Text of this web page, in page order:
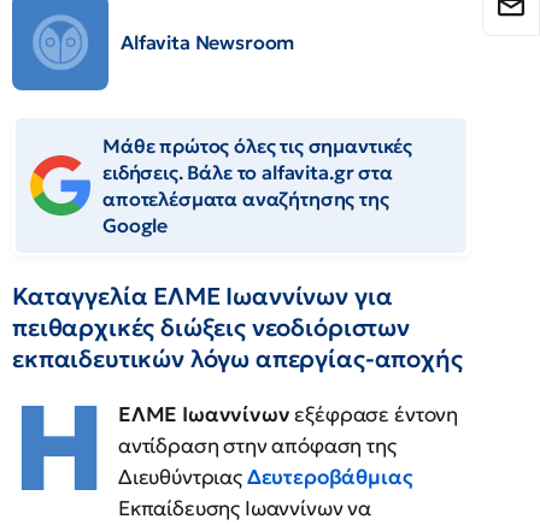
Alfavita Newsroom
Μάθε πρώτος όλες τις σημαντικές
ειδήσεις. Βάλε το alfavita.gr στα
αποτελέσματα αναζήτησης της
Google
Καταγγελία ΕΛΜΕ Ιωαννίνων για
πειθαρχικές διώξεις νεοδιόριστων
εκπαιδευτικών λόγω απεργίας-αποχής
H ΕΛΜΕ Ιωαννίνωνεξέφρασε έντονη
αντίδραση στην απόφαση της
ΔιευθύντριαςΔευτεροβάθμιας
Εκπαίδευσης Ιωαννίνων να